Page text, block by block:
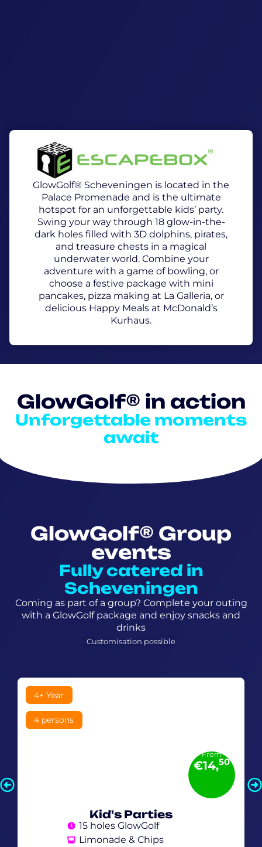
GlowGolf® Scheveningen is located in the
Palace Promenade and is the ultimate
hotspot for an unforgettable kids’ party.
Swing your way through 18 glow-in-the-
dark holes filled with 3D dolphins, pirates,
and treasure chests in a magical
underwater world. Combine your
adventure with a game of bowling, or
choose a festive package with mini
pancakes, pizza making at La Galleria, or
delicious Happy Meals at McDonald’s
Kurhaus.
GlowGolf® in action
Unforgettable moments
await
GlowGolf® Group
events
Fully catered in
Scheveningen
Coming as part of a group? Complete your outing
with a GlowGolf package and enjoy snacks and
drinks
Customisation possible
From
€14,50
4+ Year
4 persons
Kid's Parties
15 holes GlowGolf
Limonade & Chips